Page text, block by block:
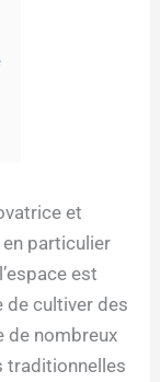
et
particulier
est
de cultiver des
de nombreux
traditionnelles